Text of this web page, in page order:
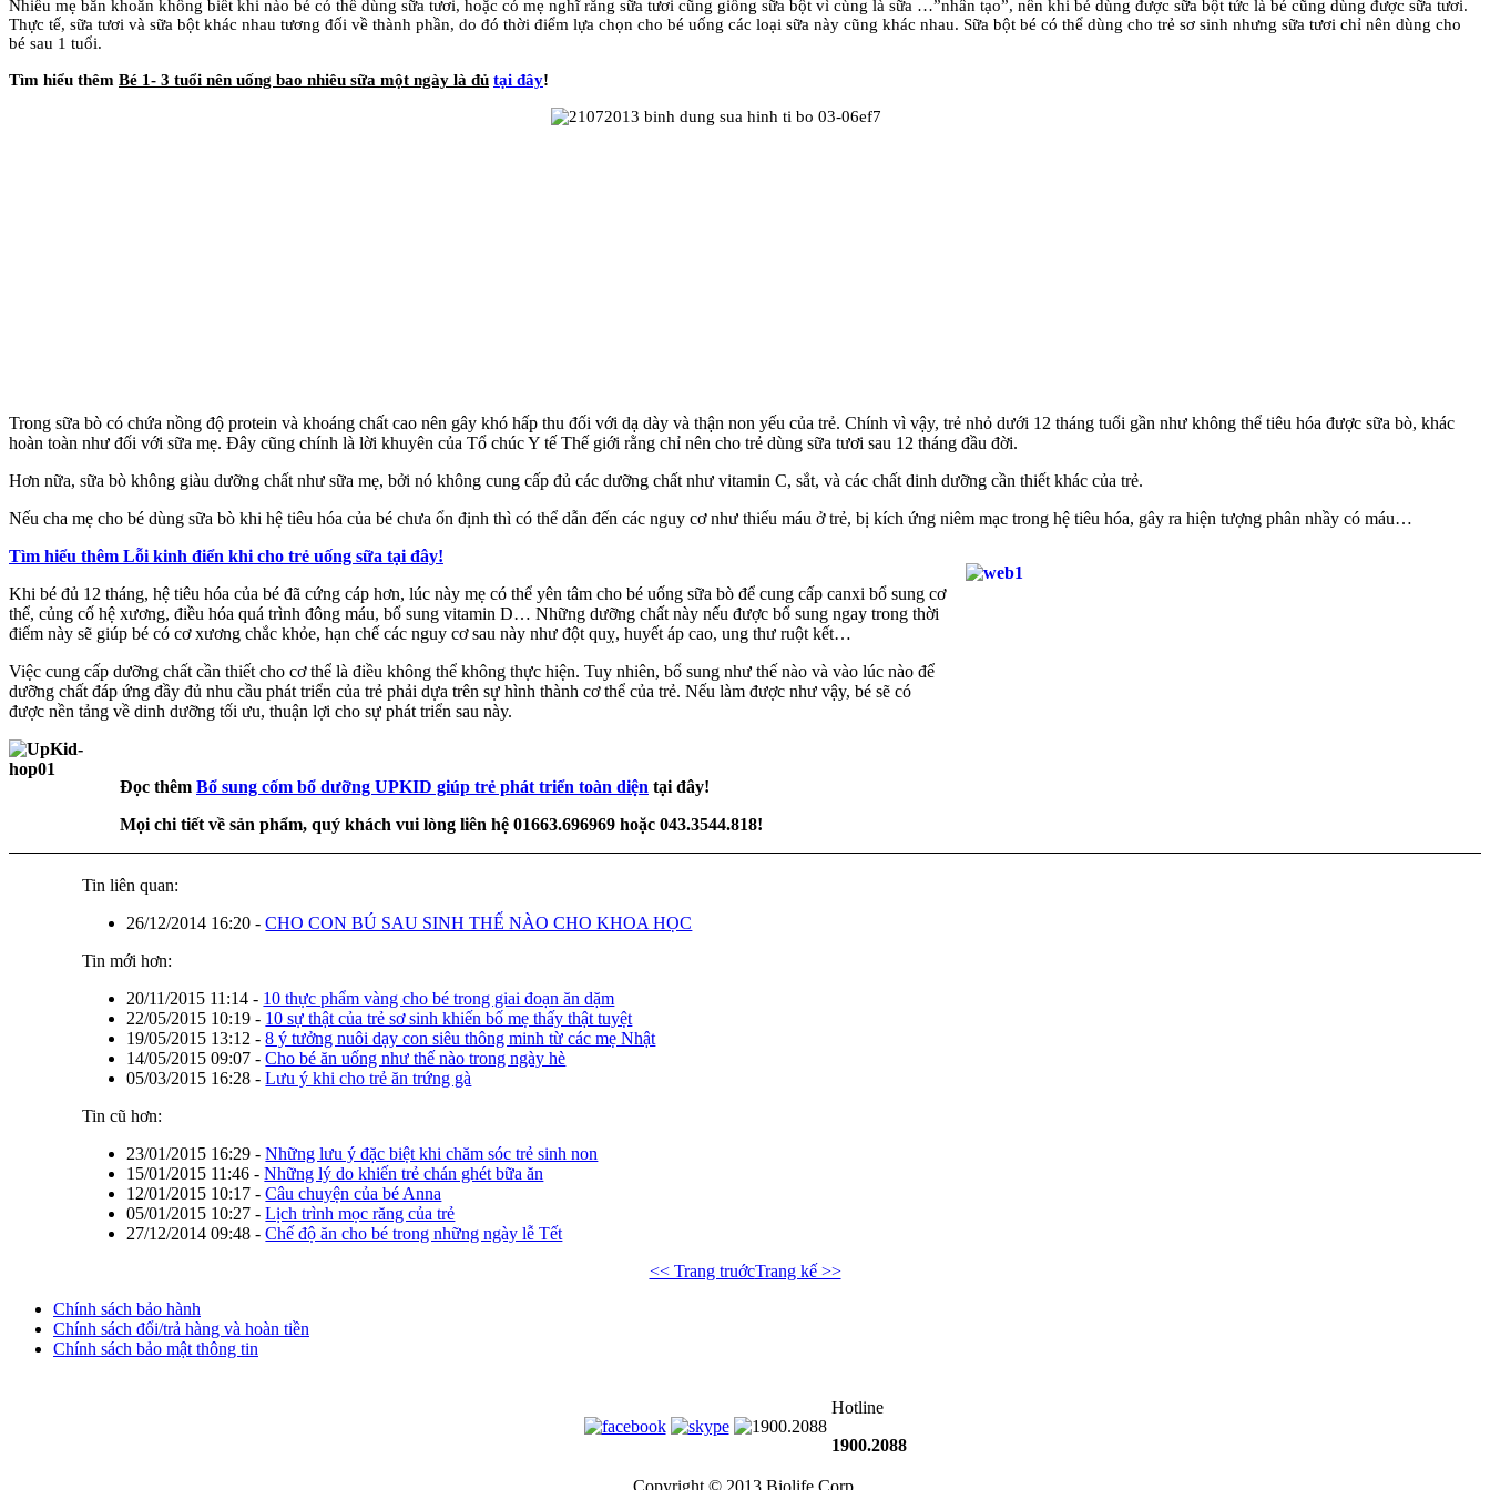
Nhiều mẹ băn khoăn không biết khi nào bé có thể dùng sữa tươi, hoặc có mẹ nghĩ rằng sữa tươi cũng giống sữa bột vì cùng là sữa …”nhân tạo”, nên khi bé dùng được sữa bột tức là bé cũng dùng được sữa tươi.
Thực tế, sữa tươi và sữa bột khác nhau tương đối về thành phần, do đó thời điểm lựa chọn cho bé uống các loại sữa này cũng khác nhau. Sữa bột bé có thể dùng cho trẻ sơ sinh nhưng sữa tươi chỉ nên dùng cho
bé sau 1 tuổi.
Tìm hiểu thêm Bé 1- 3 tuổi nên uống bao nhiêu sữa một ngày là đủ tại đây!
Trong sữa bò có chứa nồng độ protein và khoáng chất cao nên gây khó hấp thu đối với dạ dày và thận non yếu của trẻ. Chính vì vậy, trẻ nhỏ dưới 12 tháng tuổi gần như không thể tiêu hóa được sữa bò, khác
hoàn toàn như đối với sữa mẹ. Đây cũng chính là lời khuyên của Tổ chúc Y tế Thế giới rằng chỉ nên cho trẻ dùng sữa tươi sau 12 tháng đầu đời.
Hơn nữa, sữa bò không giàu dưỡng chất như sữa mẹ, bởi nó không cung cấp đủ các dưỡng chất như vitamin C, sắt, và các chất dinh dưỡng cần thiết khác của trẻ.
Nếu cha mẹ cho bé dùng sữa bò khi hệ tiêu hóa của bé chưa ổn định thì có thể dẫn đến các nguy cơ như thiếu máu ở trẻ, bị kích ứng niêm mạc trong hệ tiêu hóa, gây ra hiện tượng phân nhầy có máu…
Tìm hiểu thêm Lỗi kinh điển khi cho trẻ uống sữa tại đây!
Khi bé đủ 12 tháng, hệ tiêu hóa của bé đã cứng cáp hơn, lúc này mẹ có thể yên tâm cho bé uống sữa bò để cung cấp canxi bổ sung cơ
thể, củng cố hệ xương, điều hóa quá trình đông máu, bổ sung vitamin D… Những dưỡng chất này nếu được bổ sung ngay trong thời
điểm này sẽ giúp bé có cơ xương chắc khỏe, hạn chế các nguy cơ sau này như đột quỵ, huyết áp cao, ung thư ruột kết…
Việc cung cấp dưỡng chất cần thiết cho cơ thể là điều không thể không thực hiện. Tuy nhiên, bổ sung như thế nào và vào lúc nào để
dưỡng chất đáp ứng đầy đủ nhu cầu phát triển của trẻ phải dựa trên sự hình thành cơ thể của trẻ. Nếu làm được như vậy, bé sẽ có
được nền tảng về dinh dưỡng tối ưu, thuận lợi cho sự phát triển sau này.
Đọc thêm Bổ sung cốm bổ dưỡng UPKID giúp trẻ phát triển toàn diện tại đây!
Mọi chi tiết về sản phẩm, quý khách vui lòng liên hệ 01663.696969 hoặc 043.3544.818!
Tin liên quan:
26/12/2014 16:20 -CHO CON BÚ SAU SINH THẾ NÀO CHO KHOA HỌC
Tin mới hơn:
20/11/2015 11:14 - 10 thực phẩm vàng cho bé trong giai đoạn ăn dặm
22/05/2015 10:19 - 10 sự thật của trẻ sơ sinh khiến bố mẹ thấy thật tuyệt
19/05/2015 13:12 -8 ý tưởng nuôi dạy con siêu thông minh từ các mẹ Nhật
14/05/2015 09:07 -Cho bé ăn uống như thế nào trong ngày hè
05/03/2015 16:28 -Lưu ý khi cho trẻ ăn trứng gà
Tin cũ hơn:
23/01/2015 16:29 -Những lưu ý đặc biệt khi chăm sóc trẻ sinh non
15/01/2015 11:46 -Những lý do khiến trẻ chán ghét bữa ăn
12/01/2015 10:17 -Câu chuyện của bé Anna
05/01/2015 10:27 -Lịch trình mọc răng của trẻ
27/12/2014 09:48 -Chế độ ăn cho bé trong những ngày lễ Tết
<< Trang truớcTrang kế >>
Chính sách bảo hành
Chính sách đổi/trả hàng và hoàn tiền
Chính sách bảo mật thông tin
Hotline
1900.2088
Copyright © 2013 Biolife Corp.